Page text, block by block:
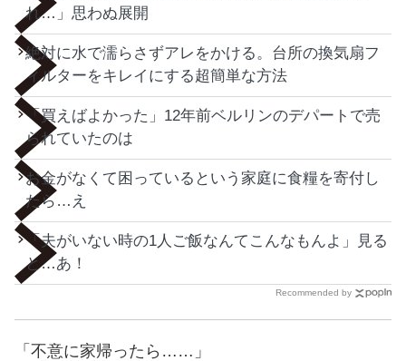
れ…」思わぬ展開
絶対に水で濡らさずアレをかける。台所の換気扇フ
ィルターをキレイにする超簡単な方法
「買えばよかった」12年前ベルリンのデパートで売
られていたのは
お金がなくて困っているという家庭に食糧を寄付し
たら…え
「夫がいない時の1人ご飯なんてこんなもんよ」見る
と…あ！
Recommended by
「不意に家帰ったら……」